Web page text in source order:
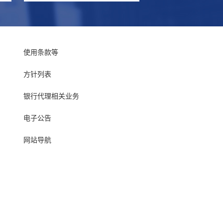
使用条款等
方针列表
银行代理相关业务
电子公告
网站导航